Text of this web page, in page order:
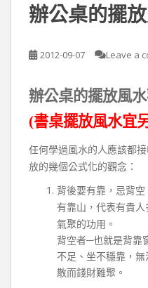
辦公桌的擺
2012-09-07 Leave a
辦公桌的擺放風水
(書桌擺放風水宜
任何學過風水的人應該都
放的幾個公式化的觀念：
背後要有靠，忌背
有靠山，代表有貴
氣聚的功用。
背空者─也就是背靠
不足、坐不穩靠，
散而錢財難聚。